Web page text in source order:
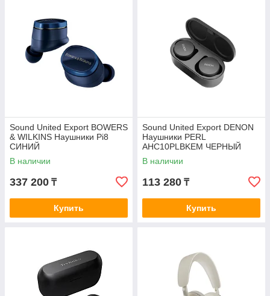
Sound United Export BOWERS
& WILKINS Наушники Pi8
СИНИЙ
В наличии
337 200 ₸
Купить
Sound United Export DENON
Наушники PERL
AHC10PLBKEM ЧЕРНЫЙ
В наличии
113 280 ₸
Купить